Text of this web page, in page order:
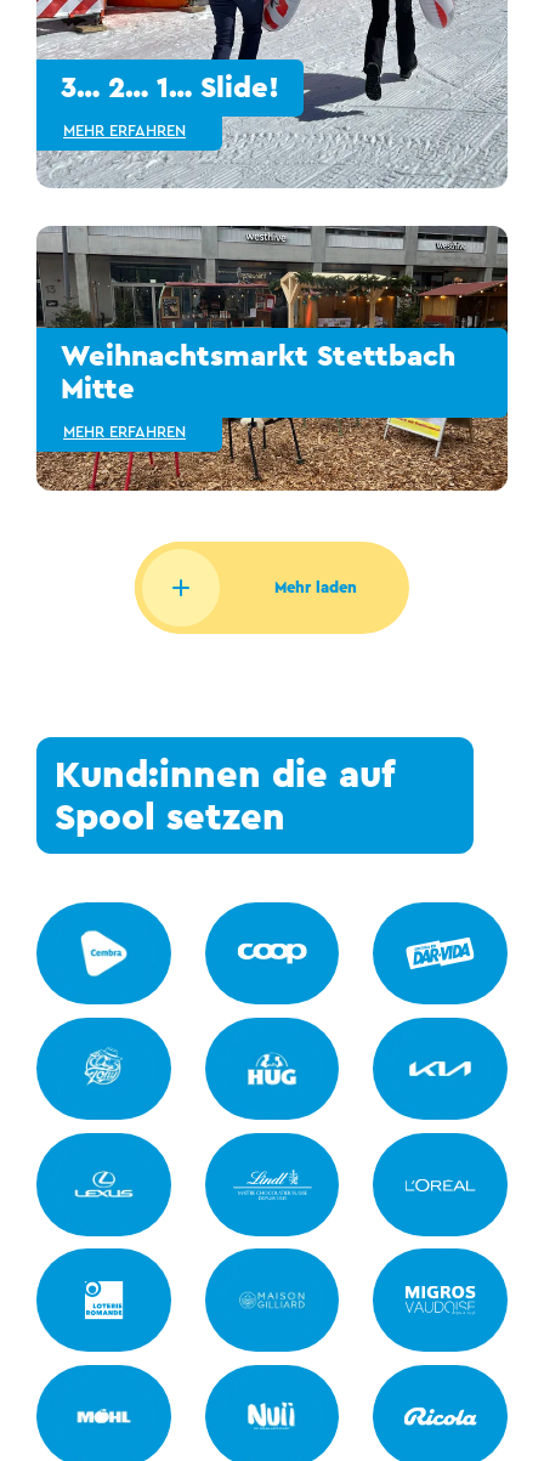
3… 2… 1… Slide!
MEHR ERFAHREN
Weihnachtsmarkt Stettbach
Mitte
MEHR ERFAHREN
Mehr laden
Kund:innen die auf
Spool setzen